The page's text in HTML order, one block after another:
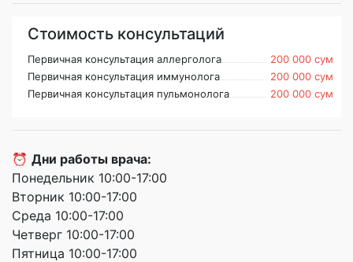
Стоимость консультаций
Первичная консультация аллерголога
200 000 сум
Первичная консультация иммунолога
200 000 сум
Первичная консультация пульмонолога
200 000 сум
⏰ Дни работы врача:
Понедельник 10:00-17:00
Вторник 10:00-17:00
Среда 10:00-17:00
Четверг 10:00-17:00
Пятница 10:00-17:00